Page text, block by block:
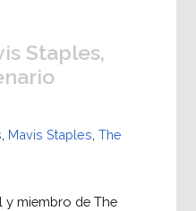
Staples,
Mavis Staples The
miembro de The